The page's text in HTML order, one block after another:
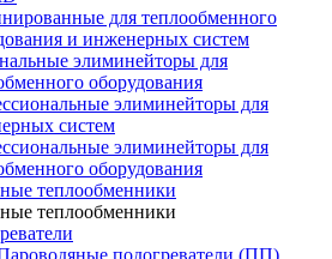
для теплообменного
и инженерных систем
элиминейторы для
оборудования
элиминейторы для
систем
элиминейторы для
оборудования
теплообменники
теплообменники
подогреватели (ПП)